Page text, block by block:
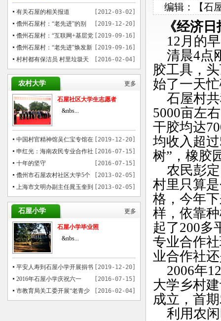
[2012-03-02]
有关石屋的相关报道
[2019-12-20]
儋州石屋村：“老先进”的别
样“穿越”
[2019-09-16]
儋州石屋村：“互联网+基层党
建”模式催热乡村游
[2019-09-16]
儋州石屋村：“老先进”焕发新
魅力
[2016-02-04]
村村都有保洁员 村里垃圾天
天运
更多
农村大学
石屋社区大学生志愿者
&nbs...
[2019-12-20]
中国村官精神馆吴仁宝专馆在
儋州石屋村揭牌
[2016-07-15]
申红光：海南农民专业合作社
贷款的先行者
[2016-07-15]
十年的坚守
[2013-02-05]
儋州市石屋农村社区大学5个
月培训1000多农民
[2013-02-05]
上海市文明办副主任晁玉奎到
儋州市参观考察
更多
石屋小学
石屋小学毕业照
&nbs...
[2019-12-20]
平安人寿到石屋小学开展捐书
活动
[2016-07-15]
2016年石屋小学庆祝六一
[2016-02-04]
市教育局关工委开展“老青少
共画中国梦”书画活动在石屋举行
编辑：【石
《经济
12月的早
清晨4点
胶工具，
始了一天
石屋村共
5000亩左
干胶均达
均收入超
树”，橡胶
农民彭定
村里只算
格，今年
样，依靠
起了200多
专业合作
业合作社
2006年
大学乡村
成立，首
利用农闲